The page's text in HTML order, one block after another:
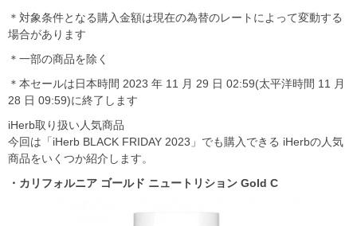
＊対象条件となる購⼊⾦額は現在の為替のレートによって変動する
場合があります
＊⼀部の商品を除く
＊本セールは⽇本時間 2023 年 11 ⽉ 29 ⽇ 02:59(太平洋時間 11 ⽉
28 ⽇ 09:59)に終了します
iHerb取り扱い人気商品
今回は「iHerb BLACK FRIDAY 2023」でも購入できる iHerbの人気
商品をいくつか紹介します。
・カリフォルニア ゴールド ニュートリション Gold C